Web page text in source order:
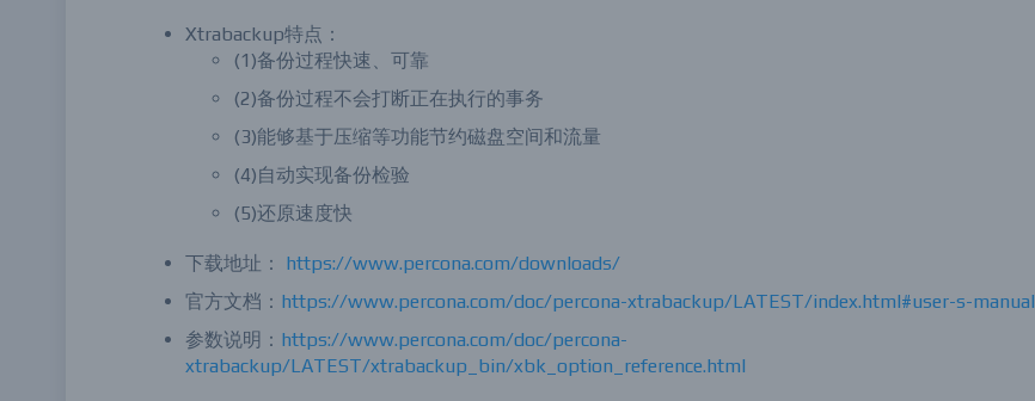
Xtrabackup特点：
(1)备份过程快速、可靠
(2)备份过程不会打断正在执行的事务
(3)能够基于压缩等功能节约磁盘空间和流量
(4)自动实现备份检验
(5)还原速度快
下载地址： https://www.percona.com/downloads/
官方文档： https://www.percona.com/doc/percona-xtrabackup/LATEST/index.html#user-s-manual
参数说明： https://www.percona.com/doc/percona-
xtrabackup/LATEST/xtrabackup_bin/xbk_option_reference.html